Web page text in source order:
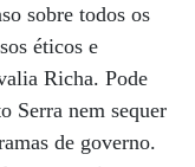
sobre todos os
éticos e
Richa. Pode
Serra nem sequer
de governo.